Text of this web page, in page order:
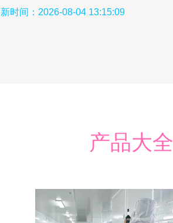
时间：2026-08-04 13:15:09
产品大全